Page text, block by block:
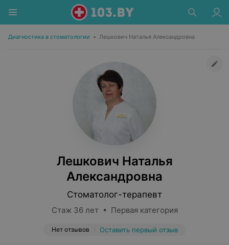
Диагностика в стоматологии • Лешкович Наталья Александровна
Лешкович Наталья
Александровна
Стоматолог-терапевт
Стаж 36 лет • Первая категория
Нет отзывов Оставить первый отзыв